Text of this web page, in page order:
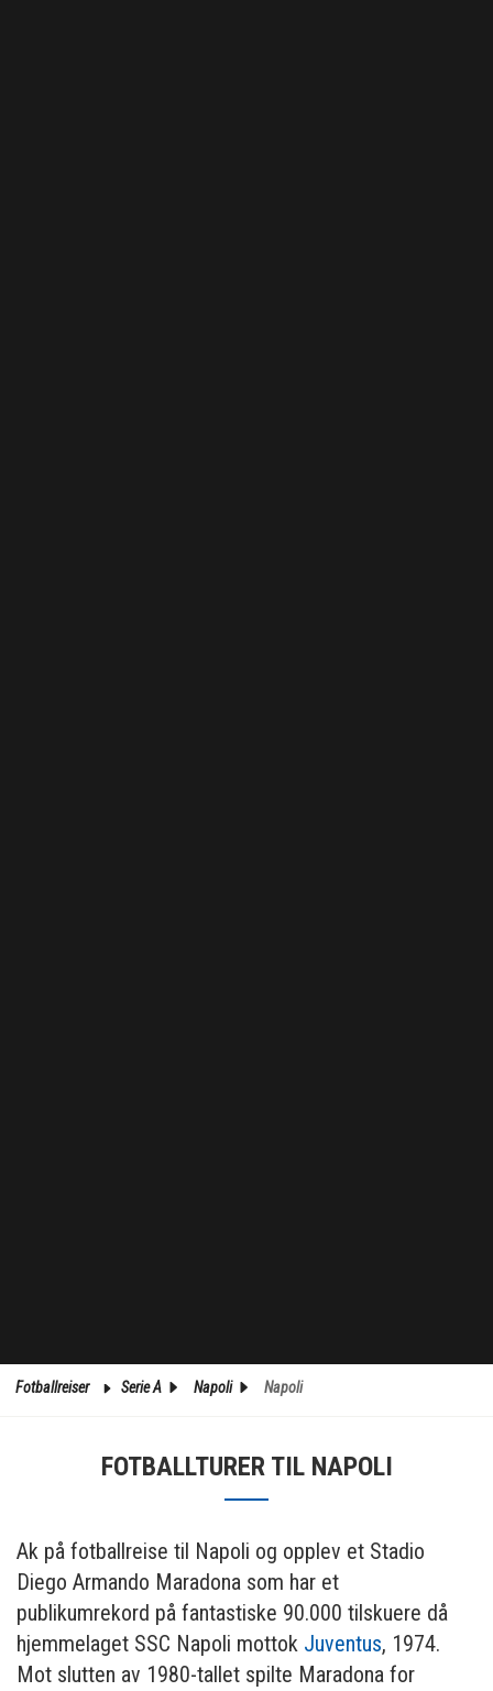
Fotballreiser Serie A Napoli Napoli
FOTBALLTURER TIL NAPOLI
Ak på fotballreise til Napoli og opplev et Stadio
Diego Armando Maradona som har et
publikumrekord på fantastiske 90.000 tilskuere då
hjemmelaget SSC Napoli mottok Juventus, 1974.
Mot slutten av 1980-tallet spilte Maradona for